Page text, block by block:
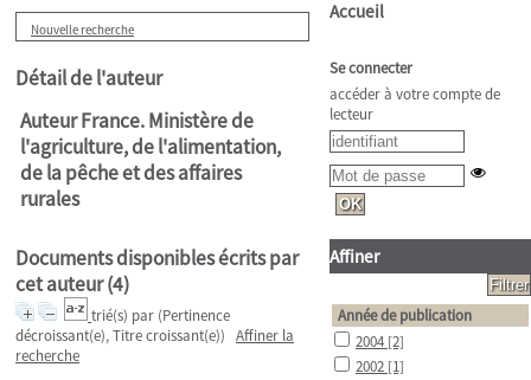
Nouvelle recherche
Détail de l'auteur
Auteur France. Ministère de
l'agriculture, de l'alimentation,
de la pêche et des affaires
rurales
Documents disponibles écrits par
cet auteur (4)
trié(s) par (Pertinence
décroissant(e), Titre croissant(e)) Affiner la
recherche
Accueil
Se connecter
accéder à votre compte de
lecteur
Affiner
Année de publication
2004 [2]
2002 [1]